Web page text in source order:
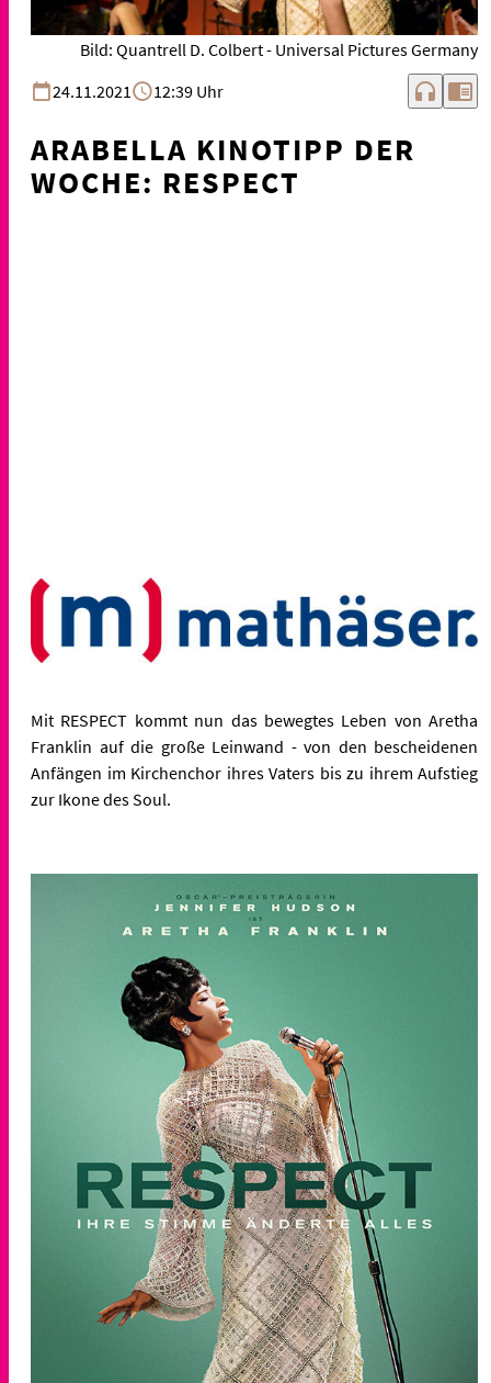
Bild: Quantrell D. Colbert - Universal Pictures Germany
24.11.2021
12:39 Uhr headphones chrome_reader_mode
ARABELLA KINOTIPP DER
WOCHE: RESPECT
Mit RESPECT kommt nun das bewegtes Leben von Aretha
Franklin auf die große Leinwand - von den bescheidenen
Anfängen im Kirchenchor ihres Vaters bis zu ihrem Aufstieg
zur Ikone des Soul.